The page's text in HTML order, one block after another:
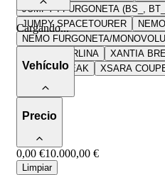
JUMPY I FURGONETA (BS_,
JUMPY SPACETOURER
NEMO
NEMO FURGONETA/
XANTIA BERLINA
XANTIA
XSARA BREAK
XSARA
Cargando...
Vehículo
Precio
0,00 €10.000,00 €
Limpiar